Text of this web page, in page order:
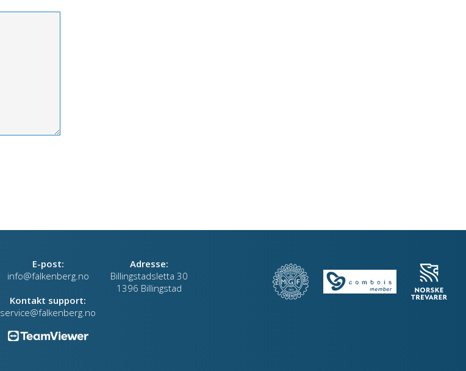
E-post:
info@falkenberg.no
Kontakt support:
service@falkenberg.no
Adresse:
Billingstadsletta 30
1396 Billingstad